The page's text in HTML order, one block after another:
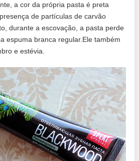
a cor da própria pasta é preta
de partículas de carvão
durante a escovação, a pasta perde
espuma branca regular.Ele também
e estévia.